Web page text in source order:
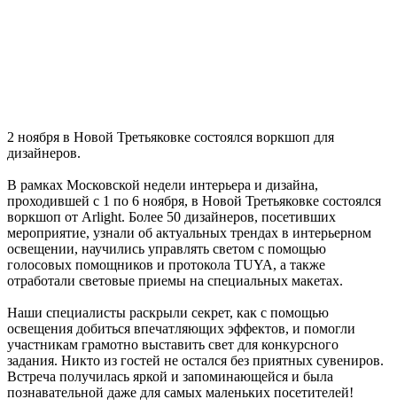
2 ноября в Новой Третьяковке состоялся воркшоп для
дизайнеров.
В рамках Московской недели интерьера и дизайна,
проходившей с 1 по 6 ноября, в Новой Третьяковке состоялся
воркшоп от Arlight. Более 50 дизайнеров, посетивших
мероприятие, узнали об актуальных трендах в интерьерном
освещении, научились управлять светом с помощью
голосовых помощников и протокола TUYA, а также
отработали световые приемы на специальных макетах.
Наши специалисты раскрыли секрет, как с помощью
освещения добиться впечатляющих эффектов, и помогли
участникам грамотно выставить свет для конкурсного
задания. Никто из гостей не остался без приятных сувениров.
Встреча получилась яркой и запоминающейся и была
познавательной даже для самых маленьких посетителей!